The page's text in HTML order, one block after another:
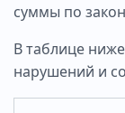
суммы по
В таблице
нарушений и